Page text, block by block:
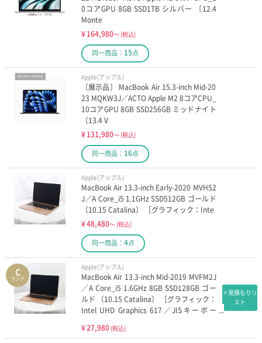
0コアGPU 8GB SSD1TB シルバー 〔12.4
Monte
¥164,980～ (税込)
同一商品： 15点
Apple(アップル)
〔展示品〕 MacBook Air 15.3-inch Mid-20
23 MQKW3J／ACTO Apple M2 8コアCPU_
10コアGPU 8GB SSD256GB ミッドナイト
〔13.4 V
¥131,980～ (税込)
同一商品： 16点
Apple(アップル)
MacBook Air 13.3-inch Early-2020 MVH52
J／A Core_i5 1.1GHz SSD512GB ゴールド
〔10.15 Catalina〕 ［グラフィック：Inte
¥48,480～ (税込)
同一商品： 4点
C
ランク
Apple(アップル)
MacBook Air 13.3-inch Mid-2019 MVFM2J
／A Core_i5 1.6GHz 8GB SSD128GB ゴー
ルド 〔10.15 Catalina〕 ［グラフィック：
Intel UHD Graphics 617／JISキーボー
¥27,980 (税込)
＋見積もりリ
スト